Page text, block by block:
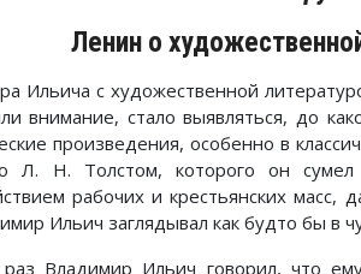
Ленин о
Ильича с художественной
внимание, стало выявляться, до
произведения, особенно в
Л. Н. Толстом, которого он
рабочих и крестьянских масс,
Ильич заглядывал как будто бы в
Владимир Ильич говорил, что